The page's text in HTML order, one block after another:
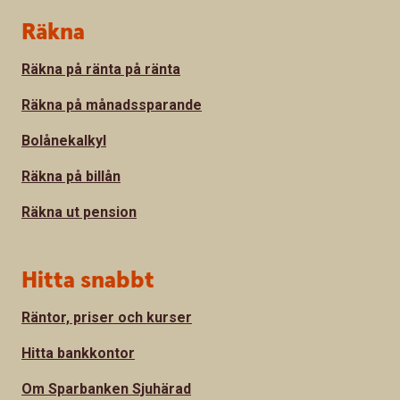
Sidfot
Räkna
Räkna på ränta på ränta
Räkna på månadssparande
Bolånekalkyl
Räkna på billån
Räkna ut pension
Hitta snabbt
Räntor, priser och kurser
Hitta bankkontor
Om Sparbanken Sjuhärad